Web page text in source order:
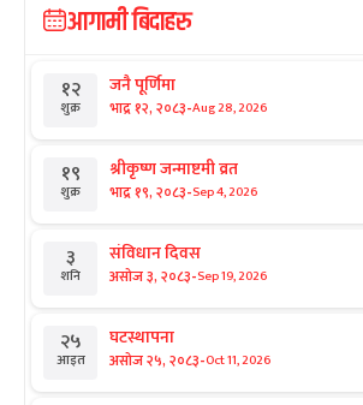
आगामी बिदाहरु
१२
शुक्र
जनै पूर्णिमा
भाद्र १२, २०८३-Aug 28, 2026
१९
शुक्र
श्रीकृष्ण जन्माष्टमी व्रत
भाद्र १९, २०८३-Sep 4, 2026
३
शनि
संविधान दिवस
असोज ३, २०८३-Sep 19, 2026
२५
आइत
घटस्थापना
असोज २५, २०८३-Oct 11, 2026